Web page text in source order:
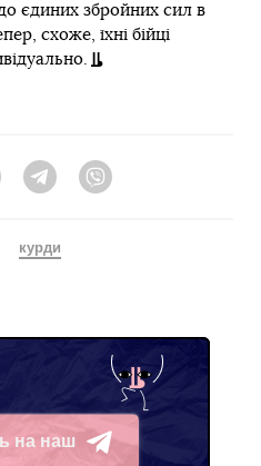
єдиних збройних сил в
схоже, їхні бійці
Twitter Telegram
курди
на наш